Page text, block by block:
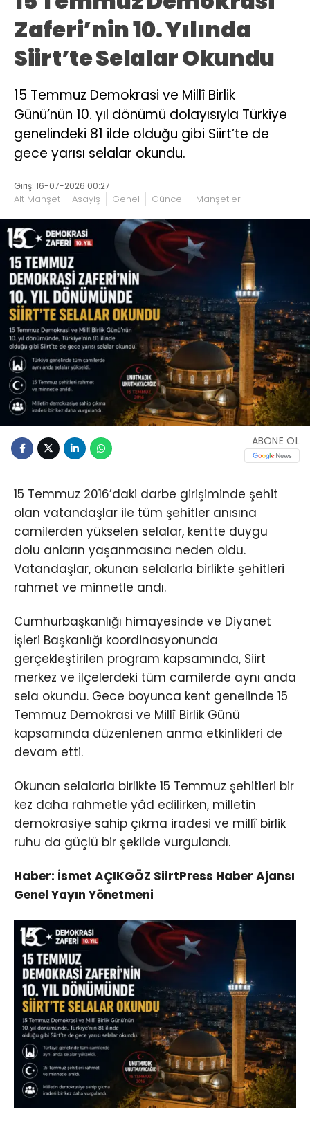
Zaferi’nin 10. Yılında
Siirt’te Selalar Okundu
15 Temmuz Demokrasi ve Millî Birlik
Günü’nün 10. yıl dönümü dolayısıyla Türkiye
genelindeki 81 ilde olduğu gibi Siirt’te de
gece yarısı selalar okundu.
Giriş: 16-07-2026 00:27
Alt Manşet Asayiş Genel Güncel Manşetler
ABONE OL
15 Temmuz 2016’daki darbe girişiminde şehit
olan vatandaşlar ile tüm şehitler anısına
camilerden yükselen selalar, kentte duygu
dolu anların yaşanmasına neden oldu.
Vatandaşlar, okunan selalarla birlikte şehitleri
rahmet ve minnetle andı.
Cumhurbaşkanlığı himayesinde ve Diyanet
İşleri Başkanlığı koordinasyonunda
gerçekleştirilen program kapsamında, Siirt
merkez ve ilçelerdeki tüm camilerde aynı anda
sela okundu. Gece boyunca kent genelinde 15
Temmuz Demokrasi ve Millî Birlik Günü
kapsamında düzenlenen anma etkinlikleri de
devam etti.
Okunan selalarla birlikte 15 Temmuz şehitleri bir
kez daha rahmetle yâd edilirken, milletin
demokrasiye sahip çıkma iradesi ve millî birlik
ruhu da güçlü bir şekilde vurgulandı.
Haber: İsmet AÇIKGÖZ SiirtPress Haber Ajansı
Genel Yayın Yönetmeni